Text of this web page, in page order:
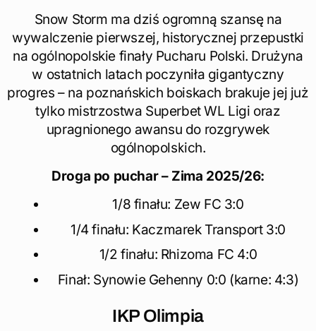
Snow Storm ma dziś ogromną szansę na
wywalczenie pierwszej, historycznej przepustki
na ogólnopolskie finały Pucharu Polski. Drużyna
w ostatnich latach poczyniła gigantyczny
progres – na poznańskich boiskach brakuje jej już
tylko mistrzostwa Superbet WL Ligi oraz
upragnionego awansu do rozgrywek
ogólnopolskich.
Droga po puchar – Zima 2025/26:
1/8 finału: Zew FC 3:0
1/4 finału: Kaczmarek Transport 3:0
1/2 finału: Rhizoma FC 4:0
Finał: Synowie Gehenny 0:0 (karne: 4:3)
IKP Olimpia